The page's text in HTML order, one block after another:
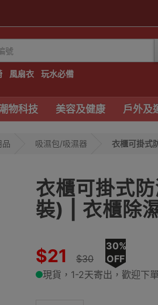
風扇衣 玩水必備
物科技 美容及健康 戶外及
品 吸濕包/吸濕器 衣櫃可掛式
衣櫃可掛式
裝) | 衣櫃除
$21 $30
30%
OFF
現貨，1-2天寄出，歡迎下